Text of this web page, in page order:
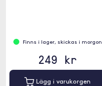
Finns i lager, skickas i morgon
249 kr
Lägg i varukorgen